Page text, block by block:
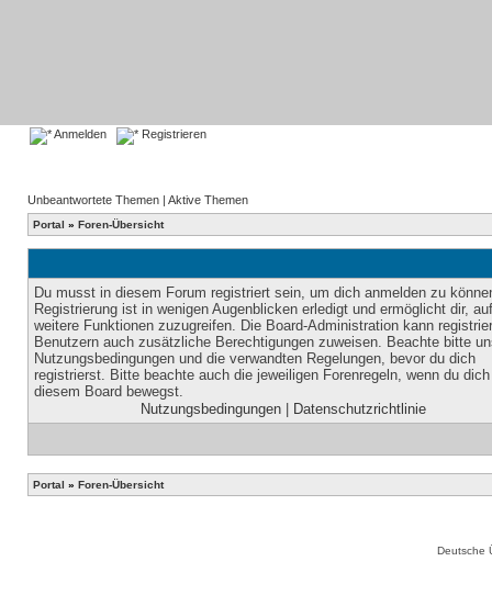
Anmelden Registrieren
Unbeantwortete Themen | Aktive Themen
Portal » Foren-Übersicht
Du musst in diesem Forum registriert sein, um dich anmelden zu
Registrierung ist in wenigen Augenblicken erledigt und ermöglicht dir, auf
weitere Funktionen zuzugreifen. Die Board-Administration kann
Benutzern auch zusätzliche Berechtigungen zuweisen. Beachte bitte
Nutzungsbedingungen und die verwandten Regelungen, bevor du dich
registrierst. Bitte beachte auch die jeweiligen Forenregeln, wenn du
diesem Board bewegst.
Nutzungsbedingungen| Datenschutzrichtlinie
Portal » Foren-Übersicht
Deutsche